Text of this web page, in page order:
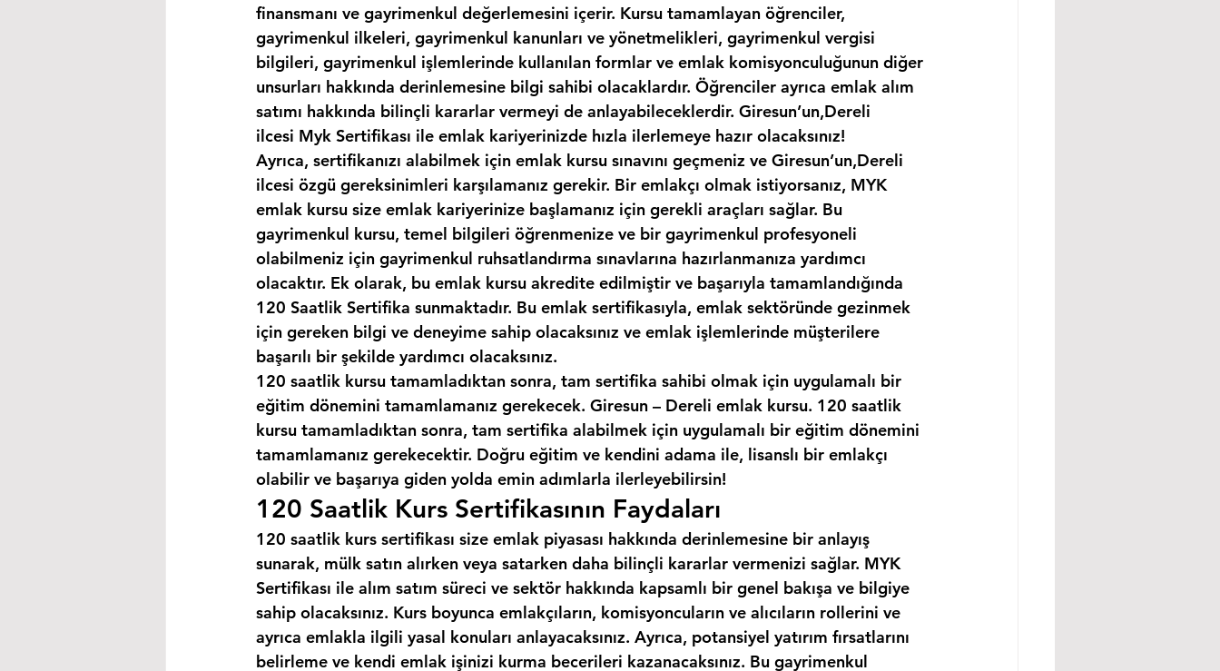
finansmanı ve gayrimenkul değerlemesini içerir. Kursu tamamlayan öğrenciler,
gayrimenkul ilkeleri, gayrimenkul kanunları ve yönetmelikleri, gayrimenkul vergisi
bilgileri, gayrimenkul işlemlerinde kullanılan formlar ve emlak komisyonculuğunun diğer
unsurları hakkında derinlemesine bilgi sahibi olacaklardır. Öğrenciler ayrıca emlak alım
satımı hakkında bilinçli kararlar vermeyi de anlayabileceklerdir. Giresun’un,Dereli
ilcesi Myk Sertifikası ile emlak kariyerinizde hızla ilerlemeye hazır olacaksınız!
Ayrıca, sertifikanızı alabilmek için emlak kursu sınavını geçmeniz ve Giresun’un,Dereli
ilcesi özgü gereksinimleri karşılamanız gerekir. Bir emlakçı olmak istiyorsanız, MYK
emlak kursu size emlak kariyerinize başlamanız için gerekli araçları sağlar. Bu
gayrimenkul kursu, temel bilgileri öğrenmenize ve bir gayrimenkul profesyoneli
olabilmeniz için gayrimenkul ruhsatlandırma sınavlarına hazırlanmanıza yardımcı
olacaktır. Ek olarak, bu emlak kursu akredite edilmiştir ve başarıyla tamamlandığında
120 Saatlik Sertifika sunmaktadır. Bu emlak sertifikasıyla, emlak sektöründe gezinmek
için gereken bilgi ve deneyime sahip olacaksınız ve emlak işlemlerinde müşterilere
başarılı bir şekilde yardımcı olacaksınız.
120 saatlik kursu tamamladıktan sonra, tam sertifika sahibi olmak için uygulamalı bir
eğitim dönemini tamamlamanız gerekecek. Giresun – Dereli emlak kursu. 120 saatlik
kursu tamamladıktan sonra, tam sertifika alabilmek için uygulamalı bir eğitim dönemini
tamamlamanız gerekecektir. Doğru eğitim ve kendini adama ile, lisanslı bir emlakçı
olabilir ve başarıya giden yolda emin adımlarla ilerleyebilirsin!
120 Saatlik Kurs Sertifikasının Faydaları
120 saatlik kurs sertifikası size emlak piyasası hakkında derinlemesine bir anlayış
sunarak, mülk satın alırken veya satarken daha bilinçli kararlar vermenizi sağlar. MYK
Sertifikası ile alım satım süreci ve sektör hakkında kapsamlı bir genel bakışa ve bilgiye
sahip olacaksınız. Kurs boyunca emlakçıların, komisyoncuların ve alıcıların rollerini ve
ayrıca emlakla ilgili yasal konuları anlayacaksınız. Ayrıca, potansiyel yatırım fırsatlarını
belirleme ve kendi emlak işinizi kurma becerileri kazanacaksınız. Bu gayrimenkul